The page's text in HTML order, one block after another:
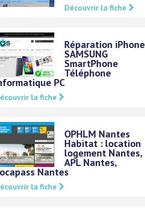
Découvrir la fiche
Réparation iPhone
SAMSUNG
SmartPhone
Téléphone
PC
la fiche
OPHLM Nantes
Habitat : location
logement Nantes,
APL Nantes,
Nantes
la fiche